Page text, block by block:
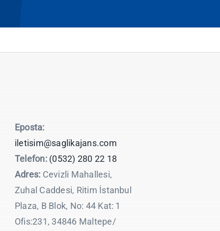
Eposta:
iletisim@saglikajans.com
Telefon: (0532) 280 22 18
Adres: Cevizli Mahallesi,
Zuhal Caddesi, Ritim İstanbul
Plaza, B Blok, No: 44 Kat: 1
Ofis:231, 34846 Maltepe/